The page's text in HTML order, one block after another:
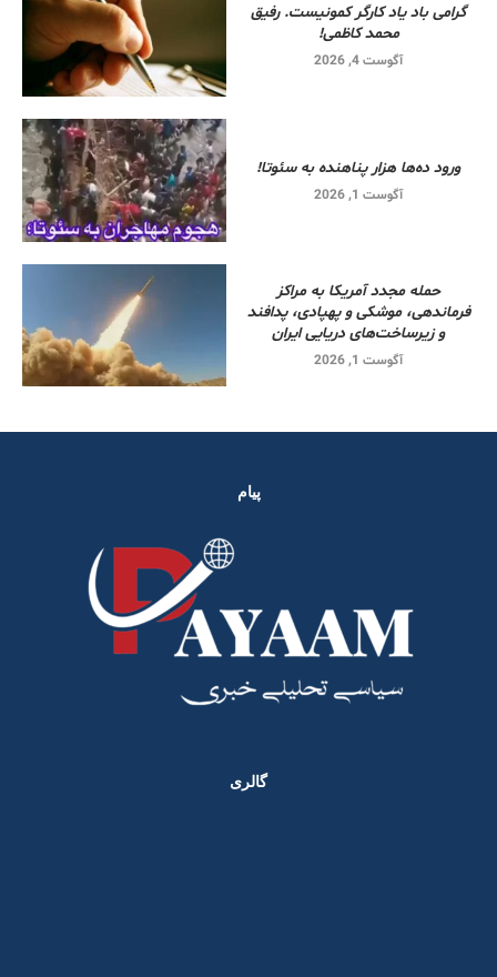
گرامی باد یاد کارگر کمونیست. رفیق
محمد کاظمی!
آگوست 4, 2026
ورود ده‌ها هزار پناهنده به سئوتا!
آگوست 1, 2026
حمله مجدد آمریکا به مراکز
فرماندهی، موشکی و پهپادی، پدافند
و زیرساخت‌های دریایی ایران
آگوست 1, 2026
پیام
گالری